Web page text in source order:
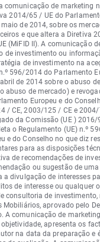
comunicação de marketing
2014/65 / UE do
de 2014, sobre os
e que altera a Diretiva
(MiFID II). A comunicação
de investimento ou
de investimento na
596/2014 do Parlamento
de 2014 sobre o abuso
abuso de mercado) e
Europeu e do
/ CE, 2003/125 / CE e
da Comissão (UE )
o Regulamento (UE) n.º
e do Conselho no que diz
para as disposições
de recomendações de
ou sugestão de
a divulgação de interesses
de interesse ou qualquer
consultoria de
Mobiliários, aprovado pelo
A comunicação de
apresenta os
na data da preparação e